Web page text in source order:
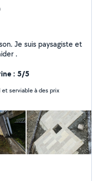
Je suis paysagiste et
.
: 5/5
serviable à des prix